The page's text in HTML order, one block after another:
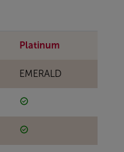
Platinum
EMERALD